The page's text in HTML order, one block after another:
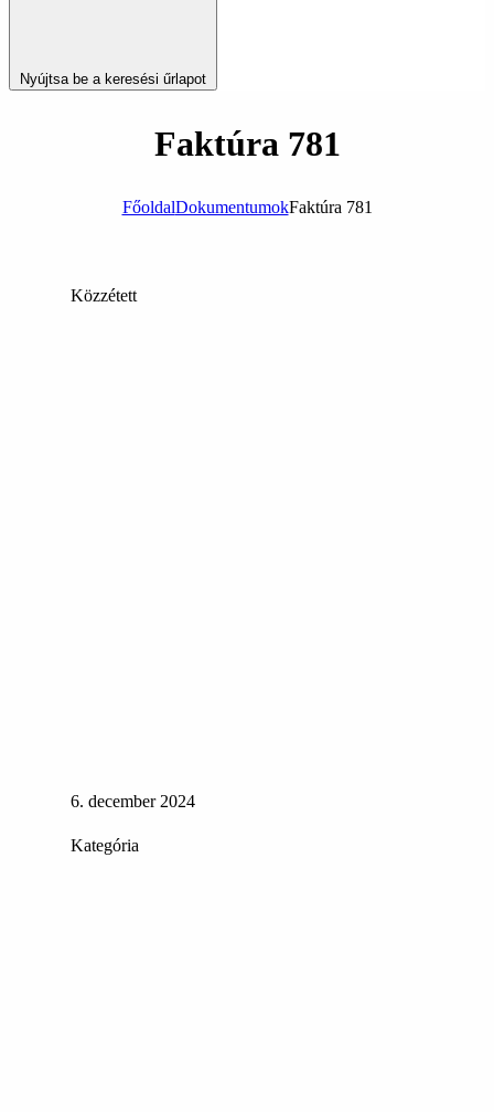
Nyújtsa be a keresési űrlapot
Faktúra 781
FőoldalDokumentumokFaktúra 781
Közzétett
6. december 2024
Kategória